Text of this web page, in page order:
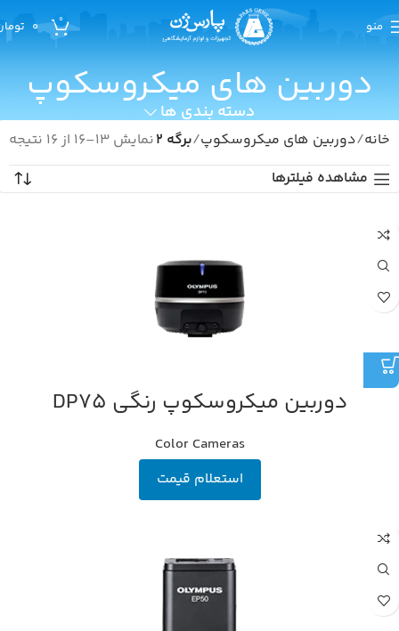
منو 0
0
دوربین های میکروسکوپ
دسته بندی ها
خانه دوربین های میکروسکوپ برگه 2
نمایش 13–16 از 16 نتیجه
مشاهده فیلترها
دوربین میکروسکوپ رنگی DP75
Color Cameras
استعلام قیمت